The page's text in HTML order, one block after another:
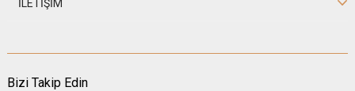
İLETİŞİM
Bizi Takip Edin